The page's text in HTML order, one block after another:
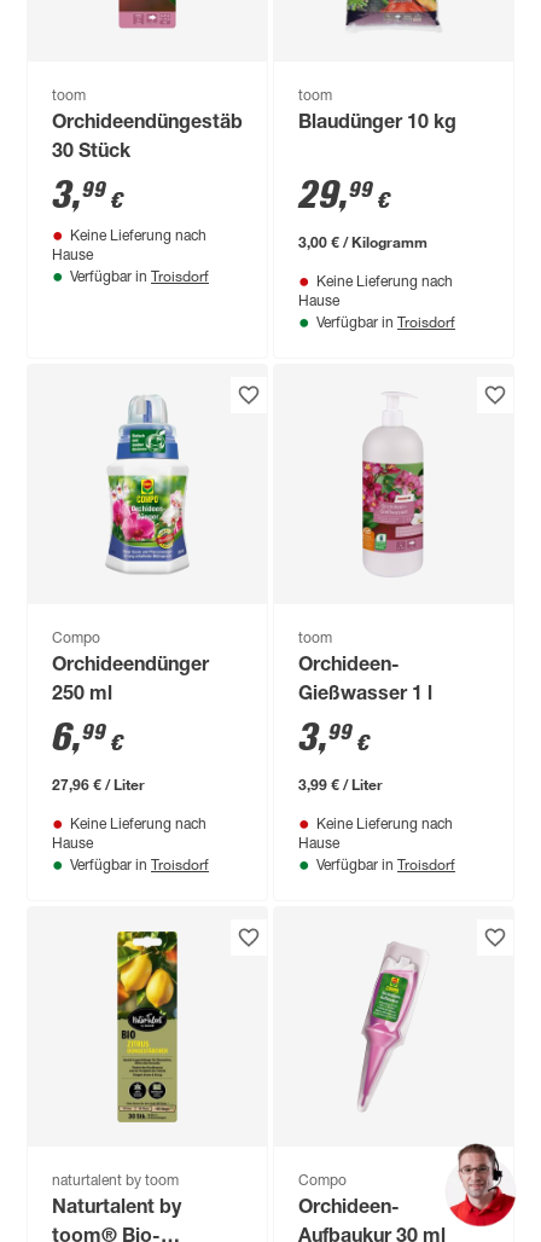
toom
Orchideendüngestäbchen
30 Stück
3,99 €
Keine Lieferung nach
Hause
Verfügbar in Troisdorf
toom
Blaudünger 10 kg
29,99 €
3,00 € / Kilogramm
Keine Lieferung nach
Hause
Verfügbar in Troisdorf
Compo
Orchideendünger
250 ml
6,99 €
27,96 € / Liter
Keine Lieferung nach
Hause
Verfügbar in Troisdorf
toom
Orchideen-
Gießwasser 1 l
3,99 €
3,99 € / Liter
Keine Lieferung nach
Hause
Verfügbar in Troisdorf
naturtalent by toom
Naturtalent by
Compo
Orchideen-